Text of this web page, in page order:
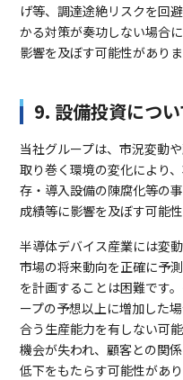
げ等、調達途絶リスクを回
かる対策が奏功しない場合
影響を及ぼす可能性がありま
9. 設備投資につい
当社グループは、市況変動
取り巻く環境の変化により
存・導入設備の陳腐化等の
成績等に影響を及ぼす可能性
半導体デバイス産業には変
市場の将来動向を正確に予
を計画することは困難です
ープの予想以上に増加した
合う生産能力を有しない可
機会が失われ、顧客との関
低下をもたらす可能性があ